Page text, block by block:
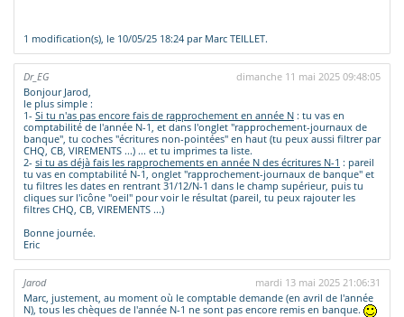
1 modification(s), le 10/05/25 18:24 par Marc TEILLET.
Dr_EG
dimanche 11 mai 2025 09:48:05
Bonjour Jarod,
le plus simple :
1- Si tu n'as pas encore fais de rapprochement en année N : tu vas en
comptabilité de l'année N-1, et dans l'onglet "rapprochement-journaux de
banque", tu coches "écritures non-pointées" en haut (tu peux aussi filtrer par
CHQ, CB, VIREMENTS ...) ... et tu imprimes ta liste.
2- si tu as déjà fais les rapprochements en année N des écritures N-1 : pareil
tu vas en comptabilité N-1, onglet "rapprochement-journaux de banque" et
tu filtres les dates en rentrant 31/12/N-1 dans le champ supérieur, puis tu
cliques sur l'icône "oeil" pour voir le résultat (pareil, tu peux rajouter les
filtres CHQ, CB, VIREMENTS ...)
Bonne journée.
Eric
Jarod
mardi 13 mai 2025 21:06:31
Marc, justement, au moment où le comptable demande (en avril de l'année
N), tous les chèques de l'année N-1 ne sont pas encore remis en banque.